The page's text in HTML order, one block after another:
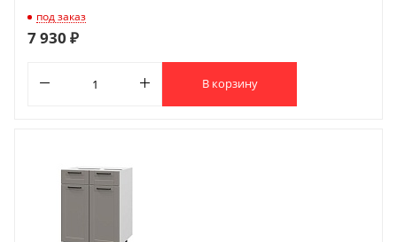
под заказ
7 930 ₽
В корзину